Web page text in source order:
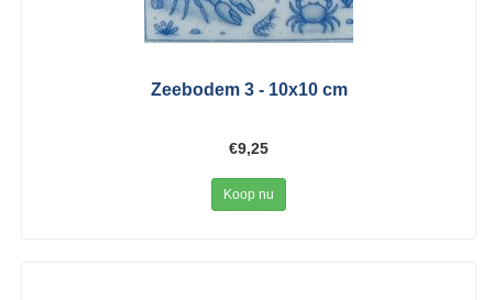
Zeebodem 3 - 10x10 cm
€9,25
Koop nu